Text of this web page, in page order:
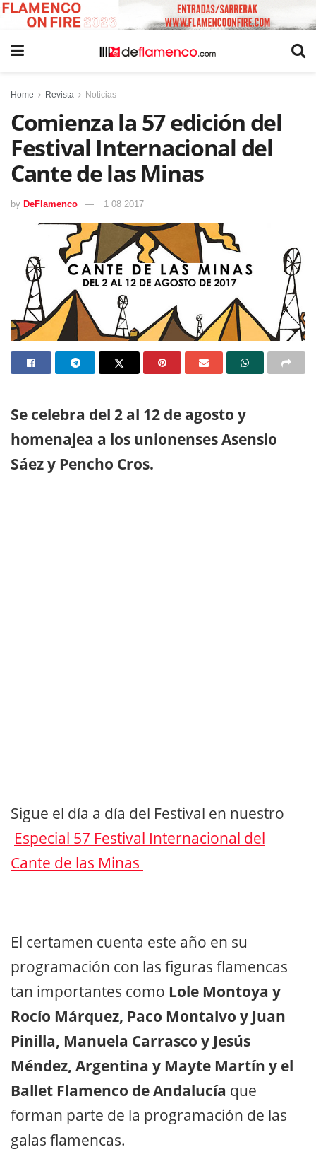
Home Revista Noticias
Comienza la 57 edición del
Festival Internacional del
Cante de las Minas
by DeFlamenco 1 08 2017
Se celebra del 2 al 12 de agosto y
homenajea a los unionenses Asensio
Sáez y Pencho Cros.
Sigue el día a día del Festival en nuestro
Especial 57 Festival Internacional del
Cante de las Minas
El certamen cuenta este año en su
programación con las figuras flamencas
tan importantes como Lole Montoya y
Rocío Márquez, Paco Montalvo y Juan
Pinilla, Manuela Carrasco y Jesús
Méndez, Argentina y Mayte Martín y el
Ballet Flamenco de Andalucía que
forman parte de la programación de las
galas flamencas.